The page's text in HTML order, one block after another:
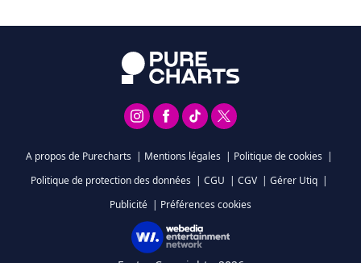
A propos de Purecharts | Mentions légales | Politique de cookies |
Politique de protection des données | CGU | CGV | Gérer Utiq |
Publicité | Préférences cookies